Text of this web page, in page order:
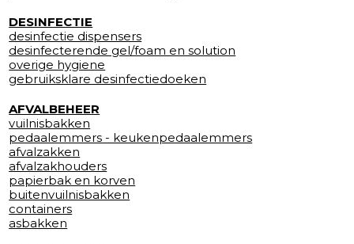
DESINFECTIE
desinfectie dispensers
desinfecterende gel/foam en solution
overige hygiene
gebruiksklare desinfectiedoeken
AFVALBEHEER
vuilnisbakken
pedaalemmers - keukenpedaalemmers
afvalzakken
afvalzakhouders
papierbak en korven
buitenvuilnisbakken
containers
asbakken